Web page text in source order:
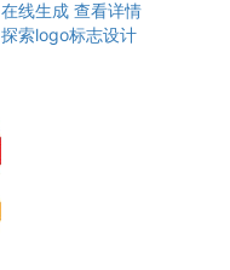
在线生成 查看详情
探索logo标志设计